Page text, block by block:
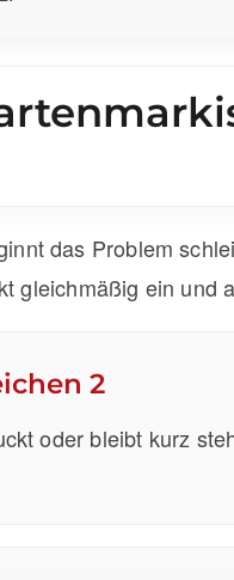
das Problem
gleichmäßig ein und
2
oder bleibt kurz